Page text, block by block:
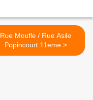
Rue Moufle / Rue Asile
Popincourt 11eme >